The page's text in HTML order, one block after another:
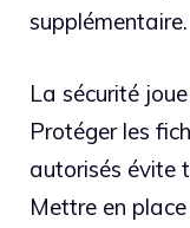
supplémentaire.
La sécurité
Protéger les
autorisés évite
Mettre en